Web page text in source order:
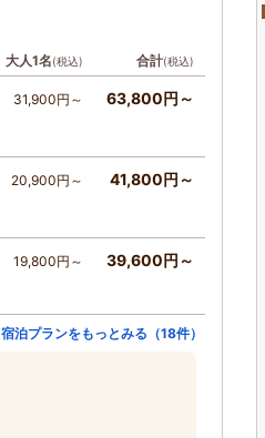
大人1名(税込) 合計(税込)
31,900円～ 63,800円～
20,900円～ 41,800円～
19,800円～ 39,600円～
宿泊プランをもっとみる（18件）